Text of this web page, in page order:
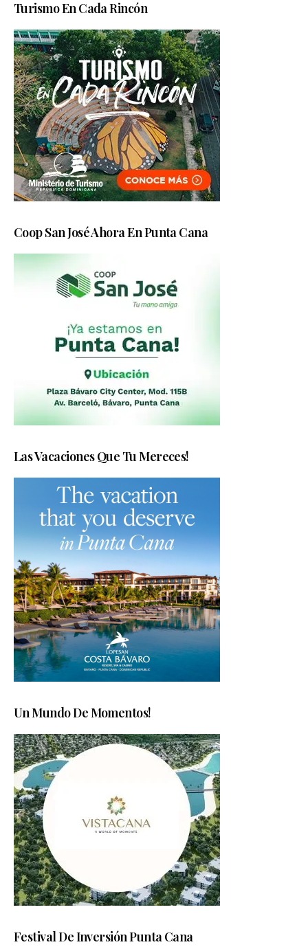
Turismo En Cada Rincón
Coop San José Ahora En Punta Cana
Las Vacaciones Que Tu Mereces!
Un Mundo De Momentos!
Festival De Inversión Punta Cana